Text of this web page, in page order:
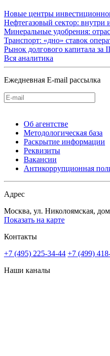
Новые центры
Нефтегазовый сектор: внутри
Минеральные удобрения:
Транспорт: «дно» ставок
Рынок долгового капитала за
Вся аналитика
Ежедневная E-mail рассылка
Об агентстве
Методологическая база
Раскрытие информации
Реквизиты
Вакансии
Антикоррупционная
Адрес
Москва, ул. Николоямская,
Показать на карте
Контакты
+7 (495) 225-34-44 +7 (499)
Наши каналы